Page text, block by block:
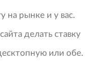
на рынке и у вас.
делать ставку
или обе.